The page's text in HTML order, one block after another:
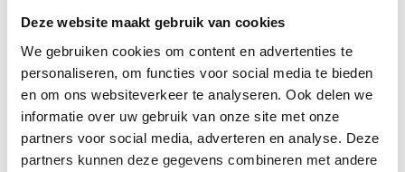
Deze website maakt gebruik van cookies
We gebruiken cookies om content en advertenties te
personaliseren, om functies voor social media te bieden
en om ons websiteverkeer te analyseren. Ook delen we
informatie over uw gebruik van onze site met onze
partners voor social media, adverteren en analyse. Deze
partners kunnen deze gegevens combineren met andere
Foto('s):